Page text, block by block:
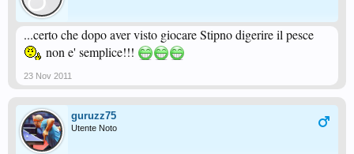
...certo che dopo aver visto giocare Stipno digerire il pesce
non e' semplice!!!
23 Nov 2011
guruzz75
Utente Noto